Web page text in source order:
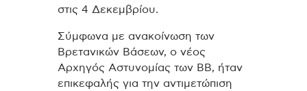
στις 4 Δεκεμβρίου.
Σύμφωνα με ανακοίνωση των
Βρετανικών Βάσεων, ο νέος
Αρχηγός Αστυνομίας των ΒΒ, ήταν
επικεφαλής για την αντιμετώπιση